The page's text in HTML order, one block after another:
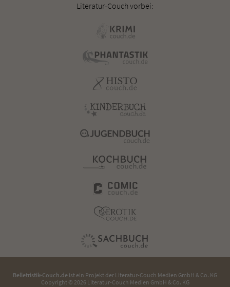
Literatur-Couch vorbei:
Belletristik-Couch.de ist ein Projekt der Literatur-Couch Medien GmbH & Co. KG
Copyright © 2026 Literatur-Couch Medien GmbH & Co. KG